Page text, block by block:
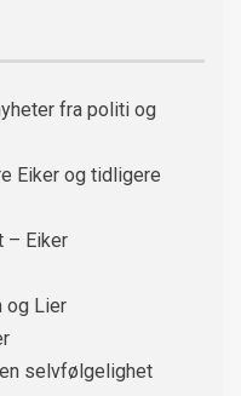
fra politi og
Eiker og tidligere
– Eiker
og Lier
selvfølgelighet